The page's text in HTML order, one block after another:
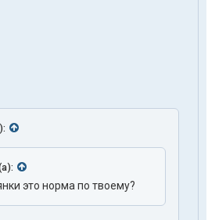
это норма по твоему?